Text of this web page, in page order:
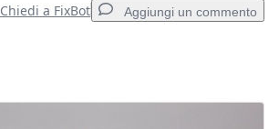
Chiedi a FixBot Aggiungi un commento